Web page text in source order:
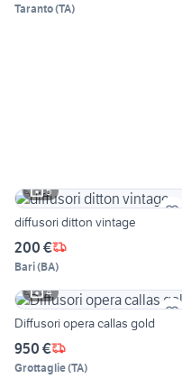
Taranto(TA)
5
diffusori ditton vintage
200 €
Bari(BA)
4
Diffusori opera callas gold
950 €
Grottaglie(TA)